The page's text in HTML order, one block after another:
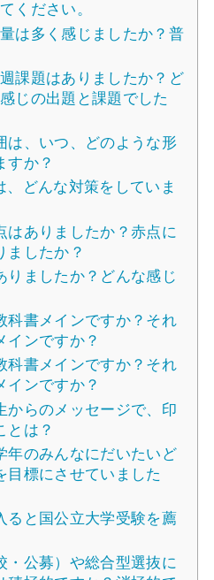
ください。
は多く感じましたか？普
課題はありましたか？ど
じの出題と課題でした
は、いつ、どのような形
すか？
、どんな対策をしていま
はありましたか？赤点に
ましたか？
りましたか？どんな感じ
科書メインですか？それ
インですか？
科書メインですか？それ
インですか？
からのメッセージで、印
とは？
年のみんなにだいたいど
目標にさせていました
ると国公立大学受験を薦
・公募）や総合型選抜に